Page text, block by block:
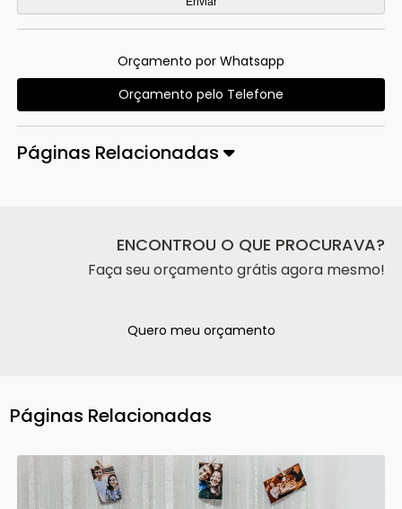
Orçamento por Whatsapp
Orçamento pelo Telefone
Páginas Relacionadas
ENCONTROU O QUE PROCURAVA?
Faça seu orçamento grátis agora mesmo!
Quero meu orçamento
Páginas Relacionadas